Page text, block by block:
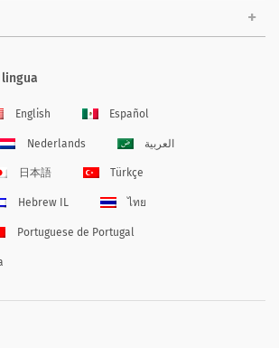
English Español
Nederlands العربية
日本語 Türkçe
Hebrew IL ไทย
Portuguese de Portugal